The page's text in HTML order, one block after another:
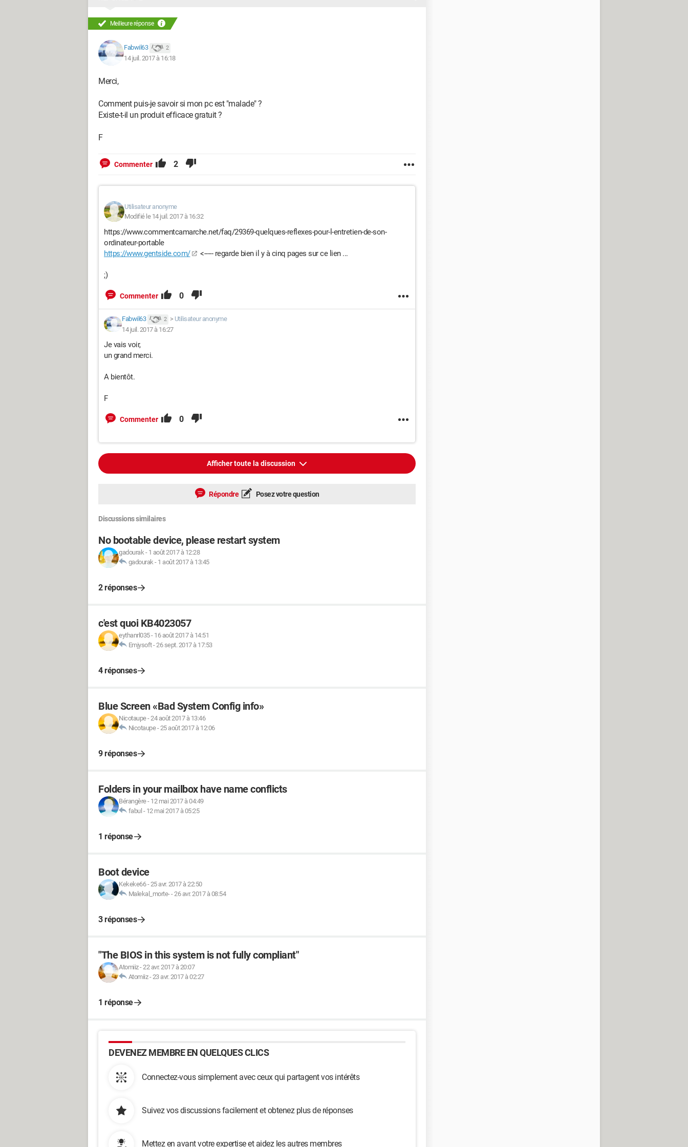
Meilleure réponse
Fabwil63 2
14 juil. 2017 à 16:18
Merci,
Comment puis-je savoir si mon pc est "malade" ?
Existe-t-il un produit efficace gratuit ?
F
Commenter 2
Utilisateur anonyme
Modifié le 14 juil. 2017 à 16:32
https://www.commentcamarche.net/faq/29369-quelques-reflexes-pour-l-entretien-de-son-
ordinateur-portable
https://www.gentside.com/
<----- regarde bien il y à cinq pages sur ce lien ...
;)
Commenter 0
Fabwil63 2 > Utilisateur anonyme
14 juil. 2017 à 16:27
Je vais voir,
un grand merci.
A bientôt.
F
Commenter 0
Afficher toute la discussion
Répondre Posez votre question
Discussions similaires
No bootable device, please restart system
gadourak - 1 août 2017 à 12:28
gadourak - 1 août 2017 à 13:45
2 réponses
c'est quoi KB4023057
eythanrl035- 16 août 2017 à 14:51
Emjysoft-26 sept. 2017 à 17:53
4 réponses
Blue Screen «Bad System Config info»
Nicotaupe-24 août 2017 à 13:46
Nicotaupe-25 août 2017 à 12:06
9 réponses
Folders in your mailbox have name conflicts
Bérangère- 12 mai 2017 à 04:49
fabul - 12 mai 2017 à 05:25
1 réponse
Boot device
Kekeke66-25 avr. 2017 à 22:50
Malekal_morte--26 avr. 2017 à 08:54
3 réponses
"The BIOS in this system is not fully compliant"
Atomiiz-22 avr. 2017 à 20:07
Atomiiz-23 avr. 2017 à 02:27
1 réponse
DEVENEZ MEMBRE EN QUELQUES CLICS
Connectez-vous simplement avec ceux qui partagent vos intérêts
Suivez vos discussions facilement et obtenez plus de réponses
Mettez en avant votre expertise et aidez les autres membres